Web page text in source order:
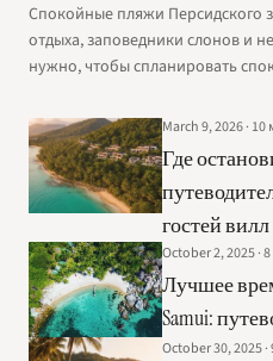
Спокойные пляжи Персидского
отдыха, заповедники слонов и
нужно, чтобы спланировать
March 9, 2026· 10
Где
гостей вилл
October 2, 2025·8
Лучшее
Samui:
October 30, 2025·